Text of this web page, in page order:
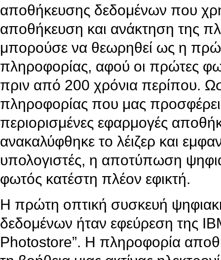
αποθήκευσης δεδομένων που
αποθήκευση και ανάκτηση της
μπορούσε να θεωρηθεί ως η
πληροφορίας, αφού οι πρώτες
πριν από 200 χρόνια περίπου.
πληροφορίας που μας
περιορισμένες εφαρμογές
ανακαλύφθηκε το λέιζερ και
υπολογιστές, η αποτύπωση
φωτός κατέστη πλέον εφικτή.
Η πρώτη οπτική συσκευή
δεδομένων ήταν εφεύρεση της
Photostore”. Η πληροφορία